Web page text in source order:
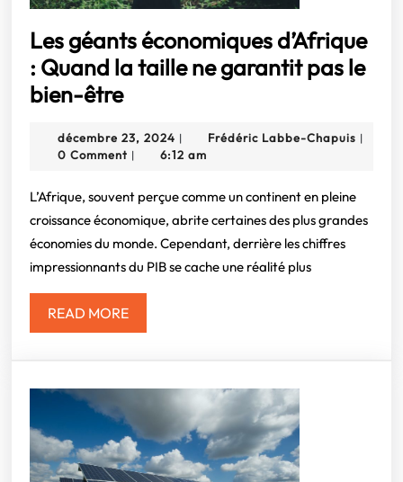
Les géants économiques d’Afrique
: Quand la taille ne garantit pas le
bien-êtreLes
économiques
:
Quand
la
ne
garantit
pas
le
bien-
être
décembre 23, 2024 décembre
23,
| Frédéric Labbe-Chapuis |
0 Comment | 6:12 am
L’Afrique, souvent perçue comme un continent en pleine
croissance économique, abrite certaines des plus grandes
économies du monde. Cependant, derrière les chiffres
impressionnants du PIB se cache une réalité plus
READ MOREREAD
MORE